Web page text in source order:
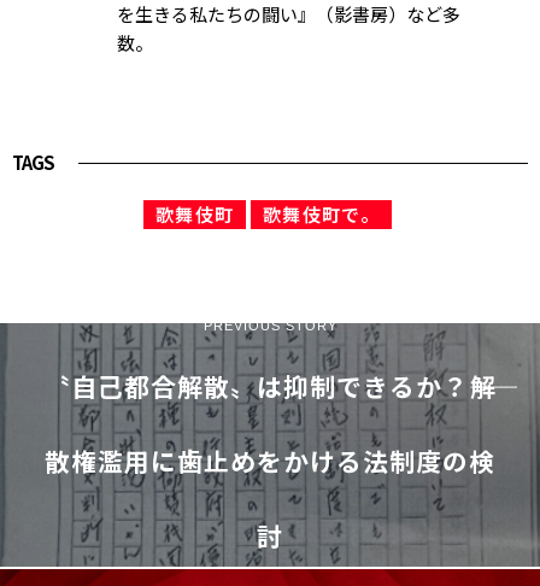
を生きる私たちの闘い』（影書房）など多
数。
TAGS
歌舞伎町 歌舞伎町で。
PREVIOUS STORY
〝自己都合解散〟は抑制できるか？――解
散権濫用に歯止めをかける法制度の検
討